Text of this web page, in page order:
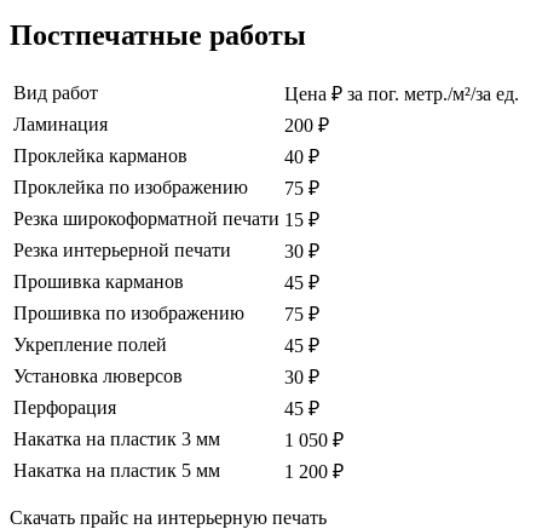
Постпечатные работы
Вид работ
Цена ₽ за пог. метр./м²/за ед.
Ламинация
200 ₽
Проклейка карманов
40 ₽
Проклейка по изображению
75 ₽
Резка широкоформатной печати 15 ₽
Резка интерьерной печати
30 ₽
Прошивка карманов
45 ₽
Прошивка по изображению
75 ₽
Укрепление полей
45 ₽
Установка люверсов
30 ₽
Перфорация
45 ₽
Накатка на пластик 3 мм
1 050 ₽
Накатка на пластик 5 мм
1 200 ₽
Скачать прайс на интерьерную печать